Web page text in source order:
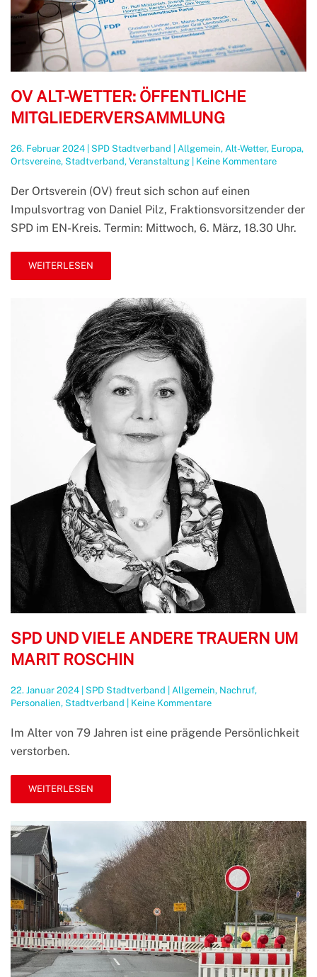
OV ALT-WETTER: ÖFFENTLICHE
MITGLIEDERVERSAMMLUNG
26. Februar 2024 SPD Stadtverband Allgemein, Alt-Wetter, Europa,
Ortsvereine, Stadtverband, Veranstaltung Keine Kommentarezu
Der Ortsverein (OV) freut sich schon auf einen
Impulsvortrag von Daniel Pilz, Fraktionsvorsitzender der
SPD im EN-Kreis. Termin: Mittwoch, 6. März, 18.30 Uhr.
WEITERLESEN
SPD UND VIELE ANDERE TRAUERN UM
MARIT ROSCHIN
22. Januar 2024 SPD Stadtverband Allgemein, Nachruf,
Personalien, Stadtverband Keine Kommentarezu
und
Im Alter von 79 Jahren ist eine prägende Persönlichkeit
verstorben.
WEITERLESEN